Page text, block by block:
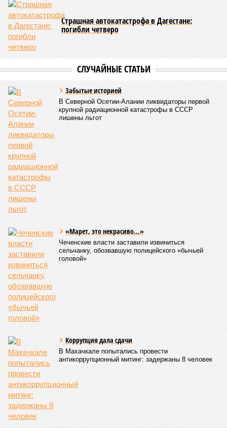
Страшная автокатастрофа в Дагестане:
погибли четверо
СЛУЧАЙНЫЕ СТАТЬИ
Забытые историей
В Северной Осетии-Алании ликвидаторы первой
крупной радиационной катастрофы в СССР
лишены льгот
«Марет, это некрасиво...»
Чеченские власти заставили извиниться
сельчанку, обозвавшую полицейского «бычьей
головой»
Коррупция дала сдачи
В Махачкале попытались провести
антикоррупционный митинг: задержаны 8 человек